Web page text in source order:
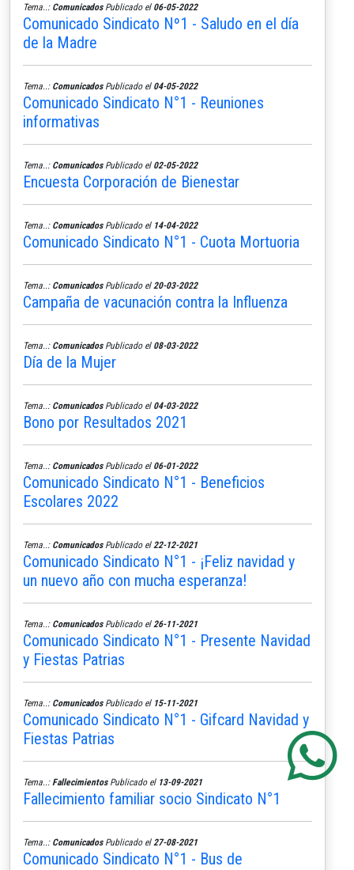
Tema..: ComunicadosPublicado el 06-05-2022
Comunicado Sindicato Nº1 - Saludo en el día
de la Madre
Tema..: ComunicadosPublicado el 04-05-2022
Comunicado Sindicato N°1 - Reuniones
informativas
Tema..: ComunicadosPublicado el 02-05-2022
Encuesta Corporación de Bienestar
Tema..: ComunicadosPublicado el 14-04-2022
Comunicado Sindicato N°1 - Cuota Mortuoria
Tema..: ComunicadosPublicado el 20-03-2022
Campaña de vacunación contra la Influenza
Tema..: ComunicadosPublicado el 08-03-2022
Día de la Mujer
Tema..: ComunicadosPublicado el 04-03-2022
Bono por Resultados 2021
Tema..: ComunicadosPublicado el 06-01-2022
Comunicado Sindicato N°1 - Beneficios
Escolares 2022
Tema..: ComunicadosPublicado el 22-12-2021
Comunicado Sindicato N°1 - ¡Feliz navidad y
un nuevo año con mucha esperanza!
Tema..: ComunicadosPublicado el 26-11-2021
Comunicado Sindicato N°1 - Presente Navidad
y Fiestas Patrias
Tema..: ComunicadosPublicado el 15-11-2021
Comunicado Sindicato N°1 - Gifcard Navidad y
Fiestas Patrias
Tema..: FallecimientosPublicado el 13-09-2021
Fallecimiento familiar socio Sindicato N°1
Tema..: ComunicadosPublicado el 27-08-2021
Comunicado Sindicato N°1 - Bus de